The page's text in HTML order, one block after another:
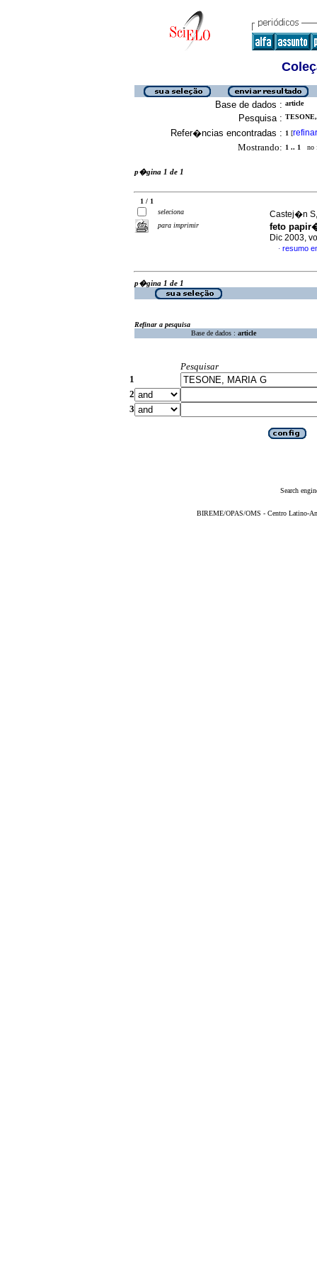
Base de dados : article
Pesquisa :
Refer�ncias encontradas : 1 [refinar
Mostrando: 1 .. 1 no
p�gina 1 de 1
1 / 1
seleciona
para imprimir
Castej�n
feto
Dic 2003,
· resumo
p�gina 1 de 1
Refinar a pesquisa
Base de dados : article
Pesquisar
1
2
3
Search
BIREME/OPAS/OMS - Centro Latino-